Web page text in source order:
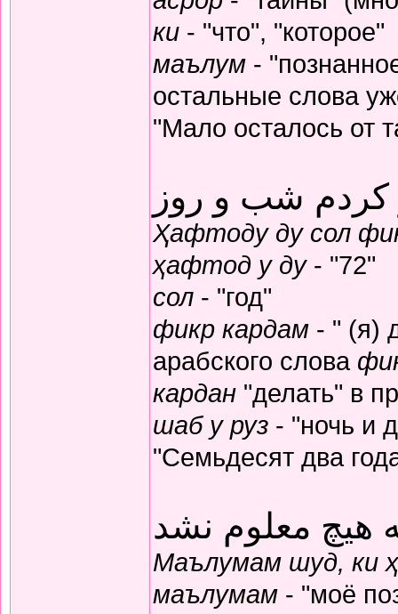
ки - "что", "которое"
маълум -
остальные слова
"Мало осталось от
کردم شب و روز
Ҳафтоду ду сол
ҳафтод у ду- "72"
сол - "год"
фикр кардам - " (я)
арабского слова
кардан "делать" в
шаб у руз - "ночь и
"Семьдесят два
هیچ معلوم نشد
Маълумам шуд, ки
маълумам - "моё